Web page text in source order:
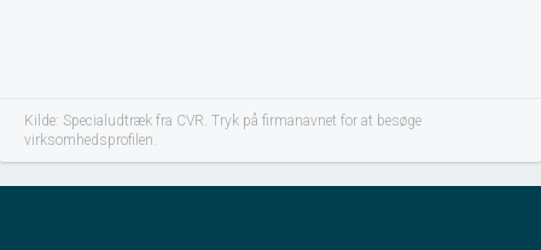
Kilde: Specialudtræk fra CVR. Tryk på firmanavnet for at besøge
virksomhedsprofilen.